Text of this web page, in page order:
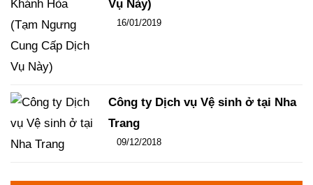
Vụ Này)
Đăng ngày
16/01/2019
Công ty Dịch vụ Vệ sinh ở tại Nha
Trang
Đăng ngày
09/12/2018